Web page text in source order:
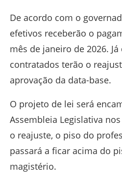
De acordo com o
efetivos receberão o
mês de janeiro de 2026.
contratados terão o
aprovação da data-base.
O projeto de lei será
Assembleia Legislativa
o reajuste, o piso do
passará a ficar acima do
magistério.